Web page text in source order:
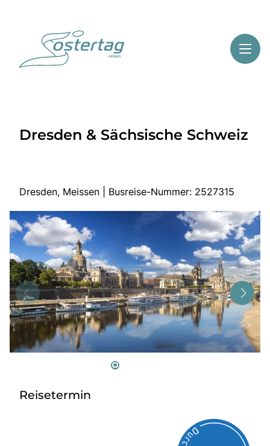
Highlights
Start
Mehrtagesreisen
Tagesreisen
Bus anmieten
Service
Kontakt
Dresden & Sächsische Schweiz
Dresden, Meissen | Busreise-Nummer: 2527315
Reisetermin